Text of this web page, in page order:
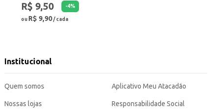
R$ 9,50 -4%
ou R$ 9,90 / cada
Institucional
Quem somos
Nossas lojas
Aplicativo Meu Atacadão
Responsabilidade Social